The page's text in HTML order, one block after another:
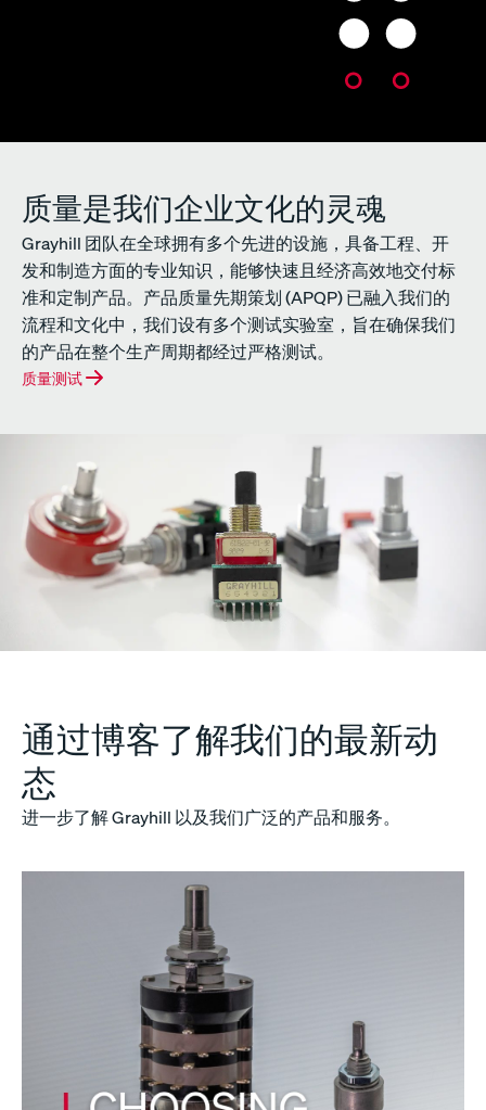
质量是我们企业文化的灵魂
Grayhill 团队在全球拥有多个先进的设施，具备工程、开
发和制造方面的专业知识，能够快速且经济高效地交付标
准和定制产品。产品质量先期策划 (APQP) 已融入我们的
流程和文化中，我们设有多个测试实验室，旨在确保我们
的产品在整个生产周期都经过严格测试。
质量测试
通过博客了解我们的最新动
态
进一步了解 Grayhill 以及我们广泛的产品和服务。